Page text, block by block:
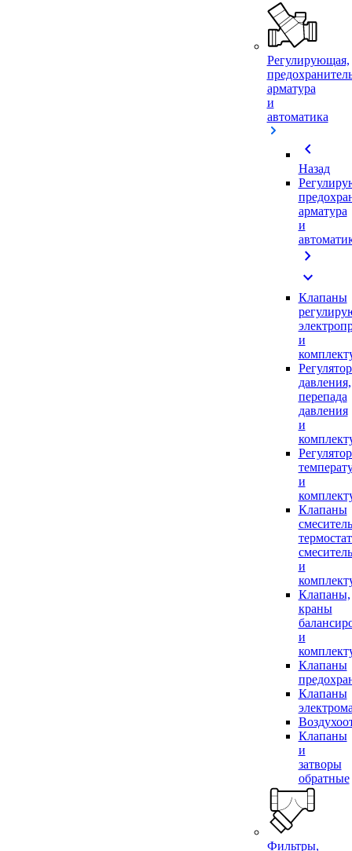
Регулирующая,
арматура
и
автоматика
chevron_left
Назад
арматура
и
chevron_right
expand_more
Клапаны
и
давления,
перепада
давления
и
и
Клапаны
и
Клапаны,
краны
и
Клапаны
Клапаны
Клапаны
и
затворы
обратные
Фильтры,